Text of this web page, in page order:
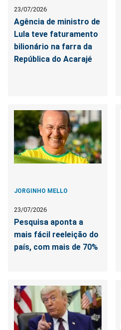
23/07/2026
Agência de ministro de
Lula teve faturamento
bilionário na farra da
República do Acarajé
JORGINHO MELLO
23/07/2026
Pesquisa aponta a
mais fácil reeleição do
país, com mais de 70%